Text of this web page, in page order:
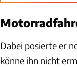
Dabei posierte er
könne ihn nicht